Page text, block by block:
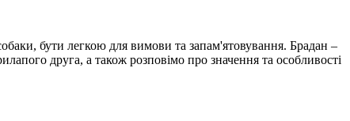
бути легкою для вимови та запам'ятовування. Брадан –
друга, а також розповімо про значення та особливості